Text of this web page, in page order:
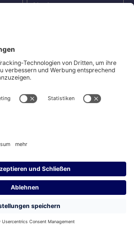
Datenschutz